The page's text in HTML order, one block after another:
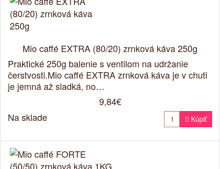
Mio caffé EXTRA (80/20) zrnková káva 250g
Praktické 250g balenie s ventilom na udržanie
čerstvosti.Mio caffé EXTRA zrnková káva je v chuti
je jemná až sladká, no…
9,84€
Na sklade
 Kúpiť